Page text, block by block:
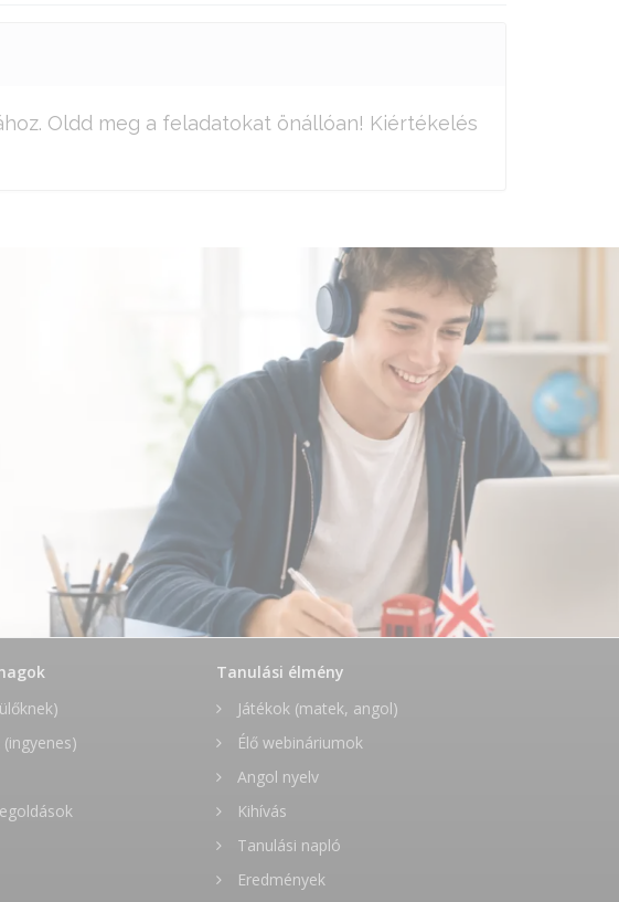
Oldd meg a feladatokat önállóan! Kiértékelés
Tanulási élmény
Játékok (matek, angol)
Élő webináriumok
Angol nyelv
Kihívás
Tanulási napló
Eredmények